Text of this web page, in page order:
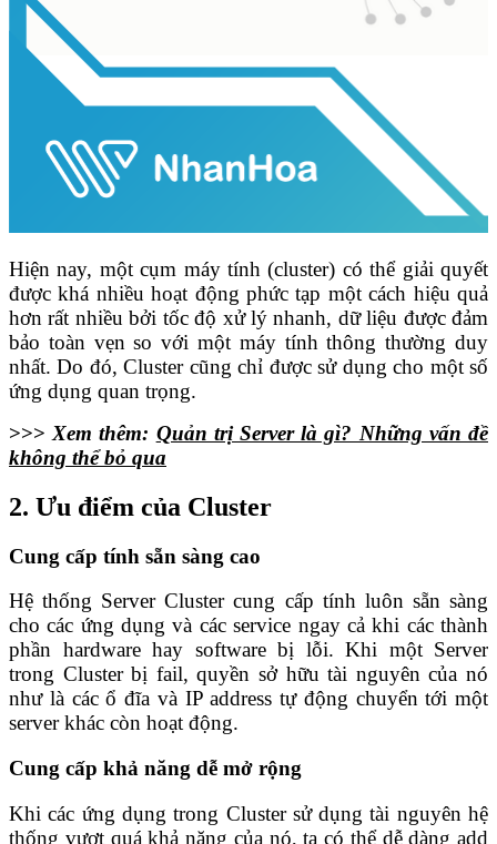
Hiện nay, một cụm máy tính (cluster) có thể giải quyết
được khá nhiều hoạt động phức tạp một cách hiệu quả
hơn rất nhiều bởi tốc độ xử lý nhanh, dữ liệu được đảm
bảo toàn vẹn so với một máy tính thông thường duy
nhất. Do đó, Cluster cũng chỉ được sử dụng cho một số
ứng dụng quan trọng.
>>> Xem thêm: Quản trị Server là gì? Những vấn đề
không thể bỏ qua
2. Ưu điểm của Cluster
Cung cấp tính sẵn sàng cao
Hệ thống Server Cluster cung cấp tính luôn sẵn sàng
cho các ứng dụng và các service ngay cả khi các thành
phần hardware hay software bị lỗi. Khi một Server
trong Cluster bị fail, quyền sở hữu tài nguyên của nó
như là các ổ đĩa và IP address tự động chuyển tới một
server khác còn hoạt động.
Cung cấp khả năng dễ mở rộng
Khi các ứng dụng trong Cluster sử dụng tài nguyên hệ
thống vượt quá khả năng của nó, ta có thể dễ dàng add